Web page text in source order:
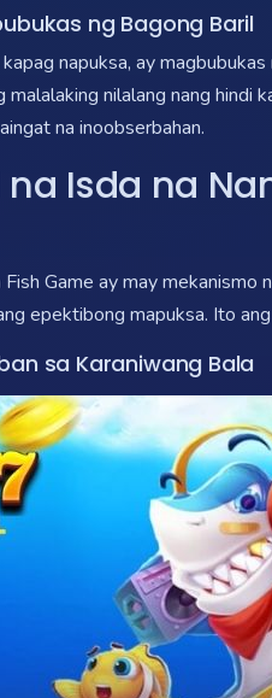
ng Bagong Baril
napuksa, ay
nilalang nang hindi
na inoobserbahan.
na Isda na
Game ay may
epektibong mapuksa. Ito
sa Karaniwang Bala